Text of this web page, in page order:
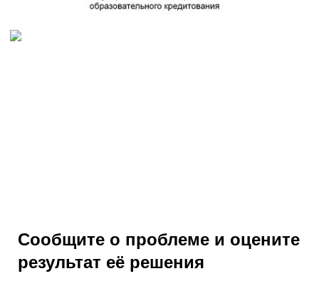
Сообщите о проблеме и оцените
результат её решения